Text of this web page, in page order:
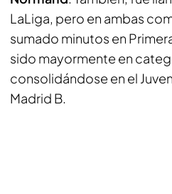
LaLiga, pero en ambas
sumado minutos en
sido mayormente en
consolidándose en el
Madrid B.